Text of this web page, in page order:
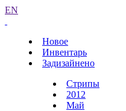
EN
Новое
Инвентарь
Задизайнено
Стрипы
2012
Май